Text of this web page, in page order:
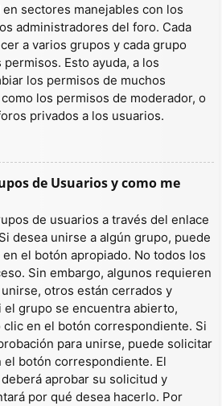
sectores manejables con los
administradores del foro. Cada
a varios grupos y cada grupo
Esto ayuda, a los
los permisos de muchos
los permisos de moderador, o
privados a los usuarios.
de Usuarios y como me
de usuarios a través del enlace
desea unirse a algún grupo, puede
el botón apropiado. No todos los
Sin embargo, algunos requieren
otros están cerrados y
el grupo se encuentra abierto,
en el botón correspondiente. Si
para unirse, puede solicitar
botón correspondiente. El
aprobar su solicitud y
por qué desea hacerlo. Por